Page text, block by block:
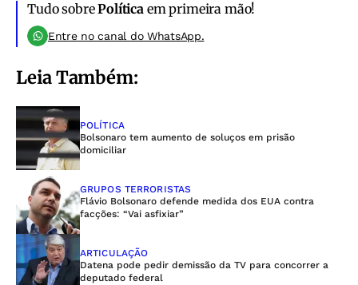
Tudo sobrePolíticaem primeira mão!
Entre no canal do WhatsApp.
Leia Também:
POLÍTICA
Bolsonaro tem aumento de soluços em prisão
domiciliar
GRUPOS TERRORISTAS
Flávio Bolsonaro defende medida dos EUA contra
facções: “Vai asfixiar”
ARTICULAÇÃO
Datena pode pedir demissão da TV para concorrer a
deputado federal